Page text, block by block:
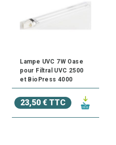
Lampe UVC 7W Oase
pour Filtral UVC 2500
et BioPress 4000
23,50 € TTC